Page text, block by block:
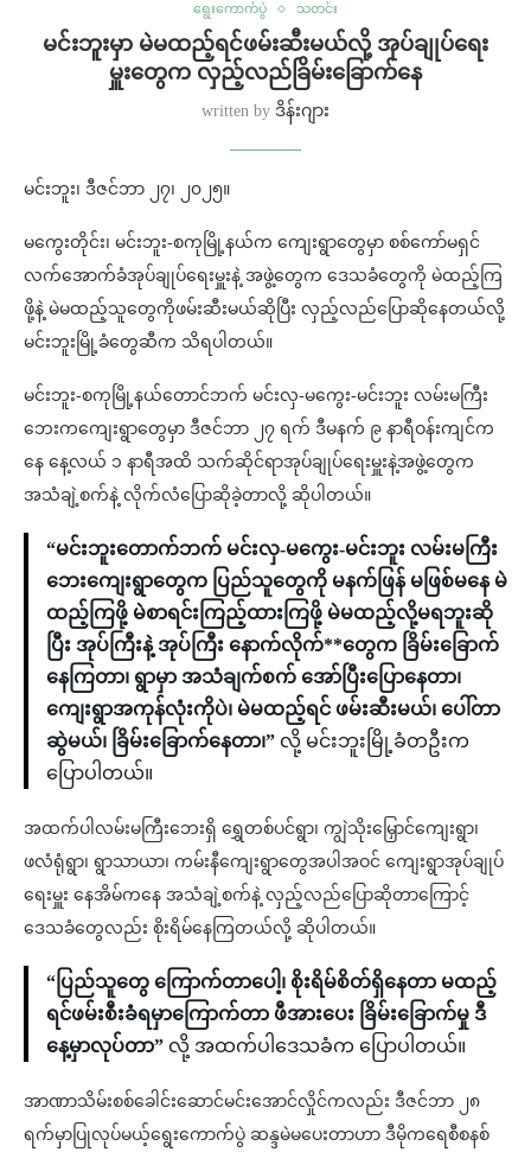
ရွေးကောက်ပွဲ သတင်း
မင်းဘူးမှာ မဲမထည့်ရင်ဖမ်းဆီးမယ်လို့ အုပ်ချုပ်ရေး
မှူးတွေက လှည့်လည်ခြိမ်းခြောက်နေ
written by ဒိန်းဂျား
မင်းဘူး၊ ဒီဇင်ဘာ ၂၇၊ ၂၀၂၅။
မကွေးတိုင်း၊ မင်းဘူး-စကုမြို့နယ်က ကျေးရွာတွေမှာ စစ်ကော်မရှင်
လက်အောက်ခံအုပ်ချုပ်ရေးမှူးနဲ့ အဖွဲ့တွေက ဒေသခံတွေကို မဲထည့်ကြ
ဖို့နဲ့ မဲမထည့်သူတွေကိုဖမ်းဆီးမယ်ဆိုပြီး လှည့်လည်ပြောဆိုနေတယ်လို့
မင်းဘူးမြို့ခံတွေဆီက သိရပါတယ်။
မင်းဘူး-စကုမြို့နယ်တောင်ဘက် မင်းလှ-မကွေး-မင်းဘူး လမ်းမကြီး
ဘေးကကျေးရွာတွေမှာ ဒီဇင်ဘာ ၂၇ ရက် ဒီမနက် ၉ နာရီဝန်းကျင်က
နေ နေ့လယ် ၁ နာရီအထိ သက်ဆိုင်ရာအုပ်ချုပ်ရေးမှူးနဲ့အဖွဲ့တွေက
အသံချဲ့စက်နဲ့ လိုက်လံပြောဆိုခဲ့တာလို့ ဆိုပါတယ်။
“မင်းဘူးတောက်ဘက် မင်းလှ-မကွေး-မင်းဘူး လမ်းမကြီး
ဘေးကျေးရွာတွေက ပြည်သူတွေကို မနက်ဖြန် မဖြစ်မနေ မဲ
ထည့်ကြဖို့ မဲစာရင်းကြည့်ထားကြဖို့ မဲမထည့်လို့မရဘူးဆို
ပြီး အုပ်ကြီးနဲ့ အုပ်ကြီး နောက်လိုက်**တွေက ခြိမ်းခြောက်
နေကြတာ၊ ရွာမှာ အသံချက်စက် အော်ပြီးပြောနေတာ၊
ကျေးရွာအကုန်လုံးကိုပဲ၊ မဲမထည့်ရင် ဖမ်းဆီးမယ်၊ ပေါ်တာ
ဆွဲမယ်၊ ခြိမ်းခြောက်နေတာ၊” လို့ မင်းဘူးမြို့ခံတဦးက
ပြောပါတယ်။
အထက်ပါလမ်းမကြီးဘေးရှိ ရွှေတစ်ပင်ရွာ၊ ကျွဲသိုးမြှောင်ကျေးရွာ၊
ဖလံရုံရွာ၊ ရွာသာယာ၊ ကမ်းနီကျေးရွာတွေအပါအဝင် ကျေးရွာအုပ်ချုပ်
ရေးမှူး နေအိမ်ကနေ အသံချဲ့စက်နဲ့ လှည့်လည်ပြောဆိုတာကြောင့်
ဒေသခံတွေလည်း စိုးရိမ်နေကြတယ်လို့ ဆိုပါတယ်။
“ပြည်သူတွေ ကြောက်တာပေါ့၊ စိုးရိမ်စိတ်ရှိနေတာ မထည့်
ရင်ဖမ်းစီးခံရမှာကြောက်တာ ဖီအားပေး ခြိမ်းခြောက်မှု ဒီ
နေ့မှာလုပ်တာ” လို့ အထက်ပါဒေသခံက ပြောပါတယ်။
အာဏာသိမ်းစစ်ခေါင်းဆောင်မင်းအောင်လှိုင်ကလည်း ဒီဇင်ဘာ ၂၈
ရက်မှာပြုလုပ်မယ့်ရွေးကောက်ပွဲ ဆန္ဒမဲမပေးတာဟာ ဒီမိုကရေစီစနစ်